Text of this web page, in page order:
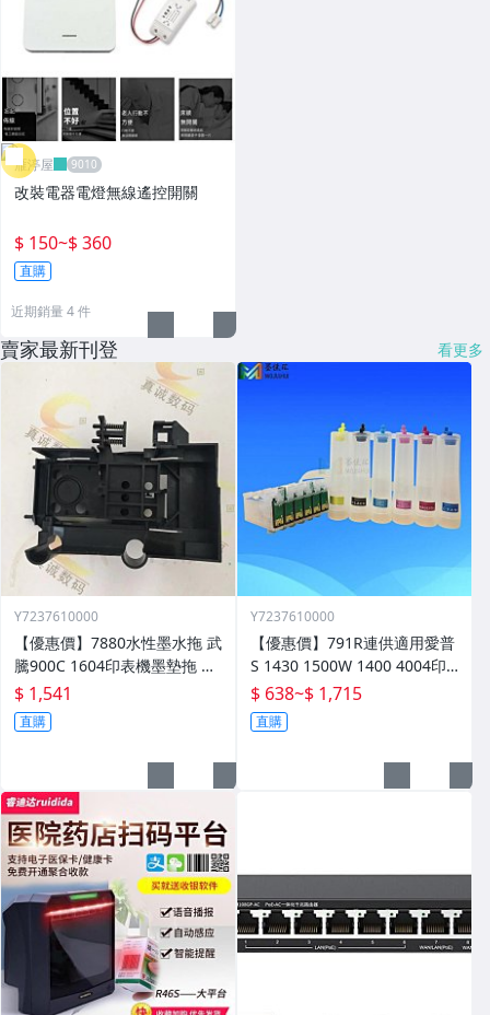
雁渟屋
改裝電器電燈無線遙控開關
$ 150~$ 360
直購
近期銷量 4 件
賣家最新刊登 看更多
Y7237610000
【優惠價】7880水性墨水拖 武
騰900C 1604印表機墨墊拖 設
備配件 墨水託零件
$ 1,541
直購
Y7237610000
【優惠價】791R連供適用愛普
S 1430 1500W 1400 4004印
表機墨水盒晶片連供
$ 638~$ 1,715
直購